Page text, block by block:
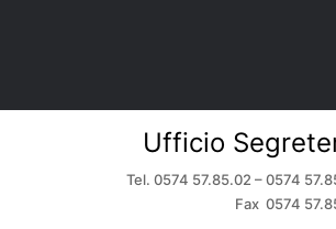
Ufficio
Tel. 0574 57.85.02 – 0574
Fax 0574